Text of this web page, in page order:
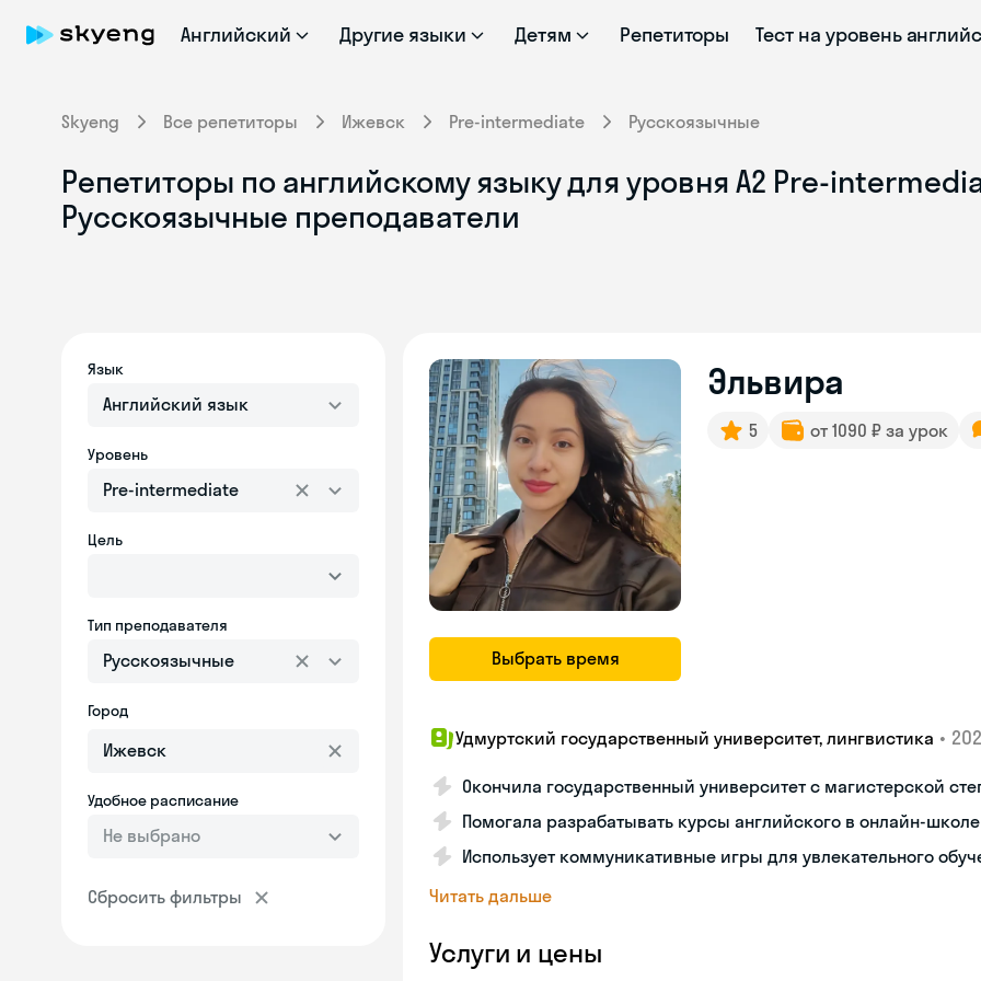
Английский Другие языки Детям Репетиторы Тест на уровень
Skyeng Все репетиторы Ижевск Pre-intermediate Русскоязычные
Репетиторы по английскому языку для уровня A2 Pre-
Русскоязычные преподаватели
Язык
Английский язык
Уровень
Pre-intermediate
Цель
Тип преподавателя
Русскоязычные
Город
Удобное расписание
Не выбрано
Сбросить фильтры
Выбрать время
Эльвира
5 от 1090 ₽ за урок
Удмуртский государственный университет, лингвистика •
Окончила государственный университет с магистерской
Помогала разрабатывать курсы английского в онлайн-школе
Использует коммуникативные игры для увлекательного
Читать дальше
Услуги и цены